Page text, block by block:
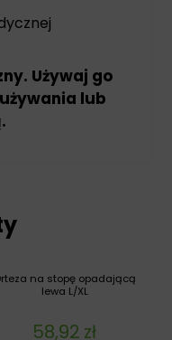
Używaj go
lub
na stopę opadającą
lewa L/XL
58,92 zł